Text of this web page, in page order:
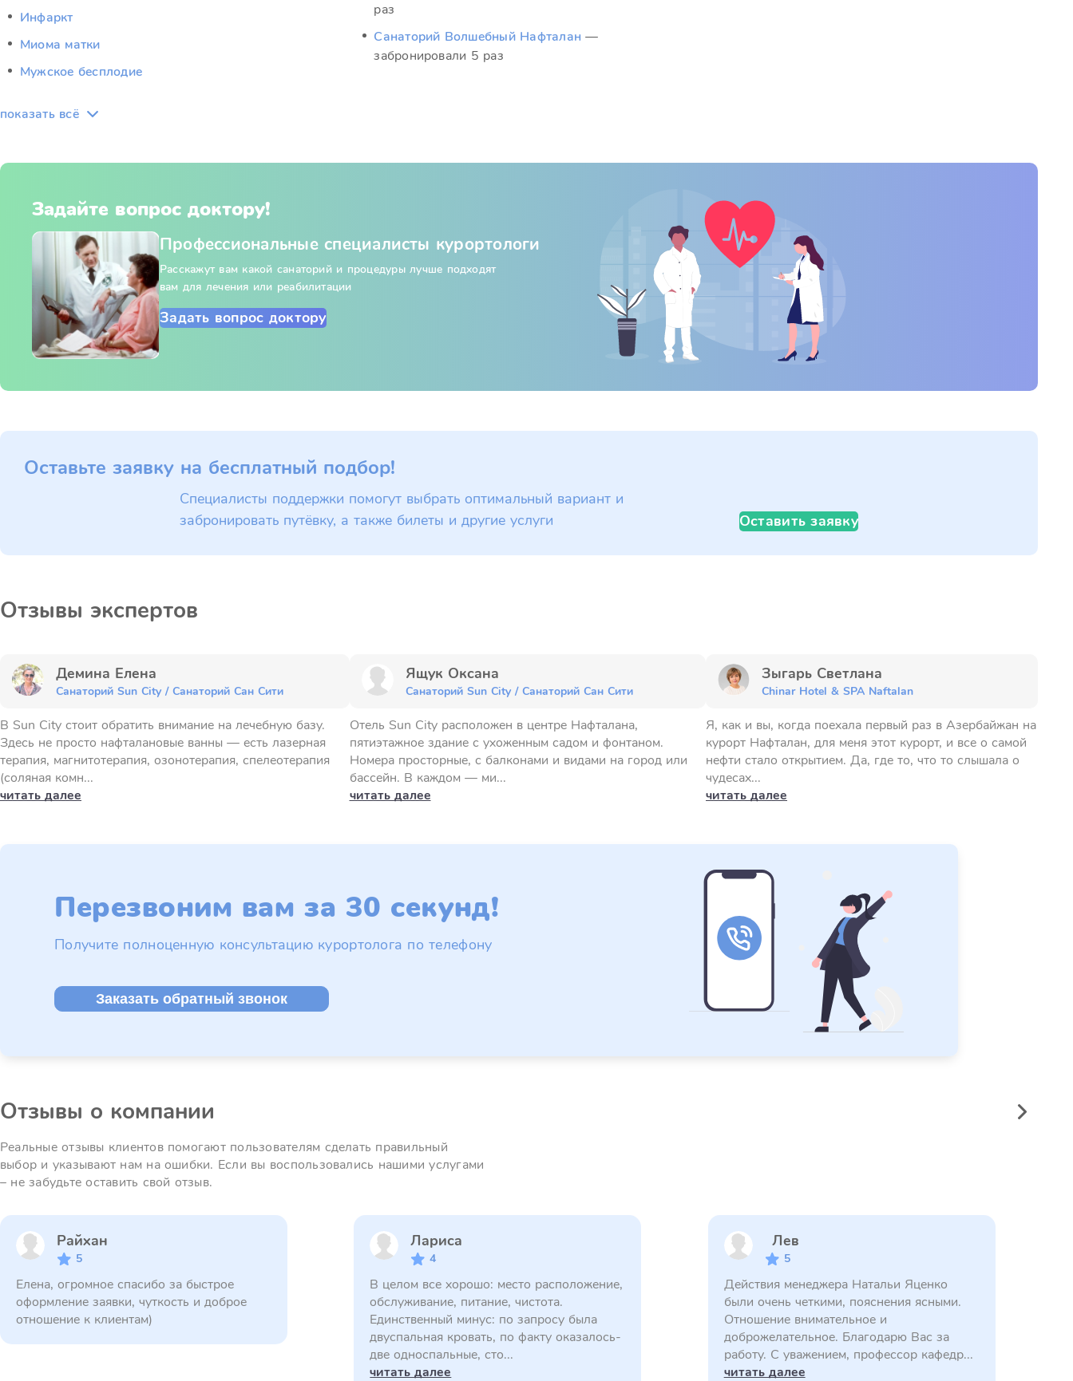
Инфаркт
Миома матки
Мужское бесплодие
показать всё
раз
Санаторий Волшебный Нафталан —
забронировали 5 раз
Задайте вопрос доктору!
Профессиональные специалисты курортологи
Расскажут вам какой санаторий и процедуры лучше подходят
вам для лечения или реабилитации
Задать вопрос доктору
Оставьте заявку на бесплатный подбор!
Специалисты поддержки помогут выбрать оптимальный вариант и
забронировать путёвку, а также билеты и другие услуги
Оставить заявку
Отзывы экспертов
Демина Елена
Санаторий Sun City / Санаторий Сан Сити
В Sun City стоит обратить внимание на лечебную базу.
Здесь не просто нафталановые ванны — есть лазерная
терапия, магнитотерапия, озонотерапия, спелеотерапия
(соляная комн...
читать далее
Ящук Оксана
Санаторий Sun City / Санаторий Сан Сити
Отель Sun City расположен в центре Нафталана,
пятиэтажное здание с ухоженным садом и фонтаном.
Номера просторные, с балконами и видами на город или
бассейн. В каждом — ми...
читать далее
Зыгарь Светлана
Chinar Hotel & SPA Naftalan
Я, как и вы, когда поехала первый раз в Азербайжан на
курорт Нафталан, для меня этот курорт, и все о самой
нефти стало открытием. Да, где то, что то слышала о
чудесах...
читать далее
Перезвоним вам за 30 секунд!
Получите полноценную консультацию курортолога по телефону
Заказать обратный звонок
Отзывы о компании
Реальные отзывы клиентов помогают пользователям сделать правильный
выбор и указывают нам на ошибки. Если вы воспользовались нашими услугами
– не забудьте оставить свой отзыв.
Райхан
5
Елена, огромное спасибо за быстрое
оформление заявки, чуткость и доброе
отношение к клиентам)
Лариса
4
В целом все хорошо: место расположение,
обслуживание, питание, чистота.
Единственный минус: по запросу была
двуспальная кровать, по факту оказалось-
две односпальные, сто...
читать далее
Лев
5
Действия менеджера Натальи Яценко
были очень четкими, пояснения ясными.
Отношение внимательное и
доброжелательное. Благодарю Вас за
работу. С уважением, профессор кафедр...
читать далее